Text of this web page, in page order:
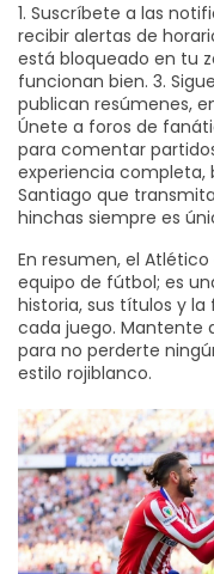
1. Suscríbete a las
recibir alertas de
está bloqueado en tu
funcionan bien. 3.
publican resúmenes,
Únete a foros de
para comentar
experiencia completa,
Santiago que
hinchas siempre es
En resumen, el
equipo de fútbol; es
historia, sus títulos y
cada juego. Mantente
para no perderte
estilo rojiblanco.